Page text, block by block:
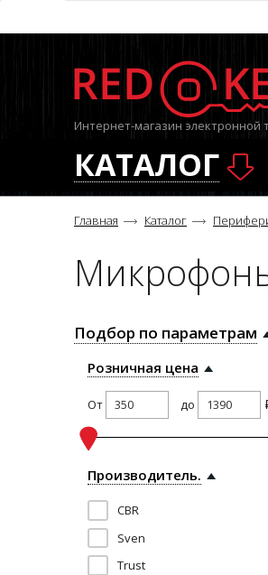
Интернет-магазин электронной
КАТАЛОГ
Главная Каталог
Подбор по параметрам
Розничная цена
От до
Производитель.
CBR
Sven
Trust